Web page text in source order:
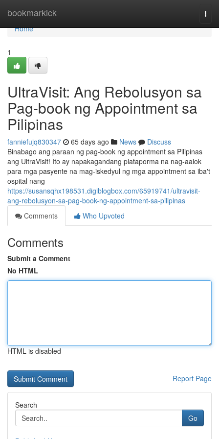
bookmarkick
Home
Home
1
UltraVisit: Ang Rebolusyon sa
Pag-book ng Appointment sa
Pilipinas
fanniefujq830347 65 days ago News
Discuss
Binabago ang paraan ng pag-book ng appointment sa Pilipinas
ang UltraVisit! Ito ay napakagandang plataporma na nag-aalok
para mga pasyente na mag-iskedyul ng mga appointment sa iba't
ospital nang
https://susansqhx198531.digiblogbox.com/65919741/ultravisit-
ang-rebolusyon-sa-pag-book-ng-appointment-sa-pilipinas
Comments
Who Upvoted
Comments
Submit a Comment
No HTML
HTML is disabled
Report Page
Search
Go